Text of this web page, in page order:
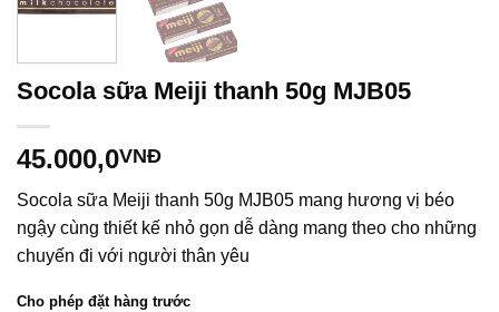
Socola sữa Meiji thanh 50g MJB05
45.000,0VNĐ
Socola sữa Meiji thanh 50g MJB05 mang hương vị béo
ngậy cùng thiết kế nhỏ gọn dễ dàng mang theo cho những
chuyến đi với người thân yêu
Cho phép đặt hàng trước